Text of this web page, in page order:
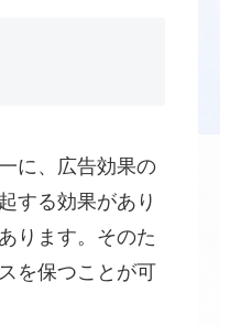
に、広告効果の
する効果があり
ります。そのた
を保つことが可